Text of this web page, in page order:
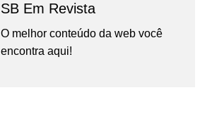
SB Em Revista
O melhor conteúdo da web você
encontra aqui!